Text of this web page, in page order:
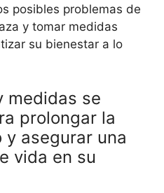
posibles problemas de
y tomar medidas
su bienestar a lo
medidas se
prolongar la
asegurar una
vida en su